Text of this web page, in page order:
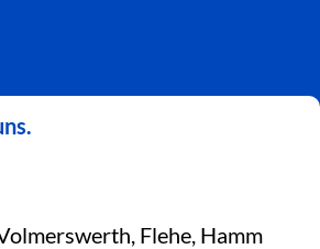
Flehe, Hamm